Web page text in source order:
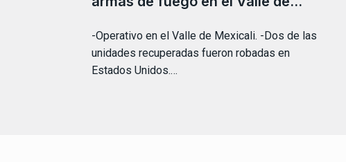
-Operativo en el Valle de Mexicali. -Dos de las
unidades recuperadas fueron robadas en
Estados Unidos.…